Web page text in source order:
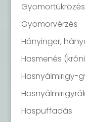
Gyomortükrözés
Gyomorvérzés
Hányinger,
Hasmenés
Hasnyálmirigy-
Haspuffadás